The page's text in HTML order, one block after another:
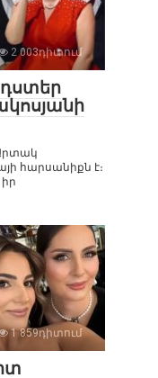
2 003դիտում
հարսանիքն է։
1 859դիտում